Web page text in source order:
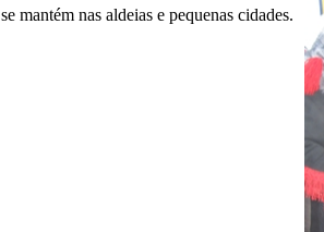
mantém nas aldeias e pequenas cidades.